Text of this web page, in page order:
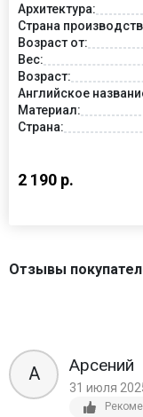
Архитектура:
Страна
Возраст от:
Вес:
Возраст:
Английское
Материал:
Страна:
2 190 р.
Отзывы
А Арсений
31 июля